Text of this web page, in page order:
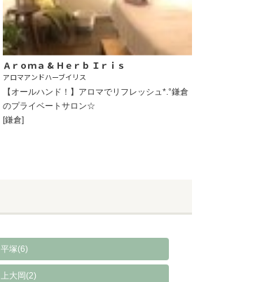
Ａｒｏｍａ & Ｈｅｒｂ Ｉｒｉｓ
アロマアンドハーブイリス
【オールハンド！】アロマでリフレッシュ*.°鎌倉
のプライベートサロン☆
[鎌倉]
平塚(6)
上大岡(2)